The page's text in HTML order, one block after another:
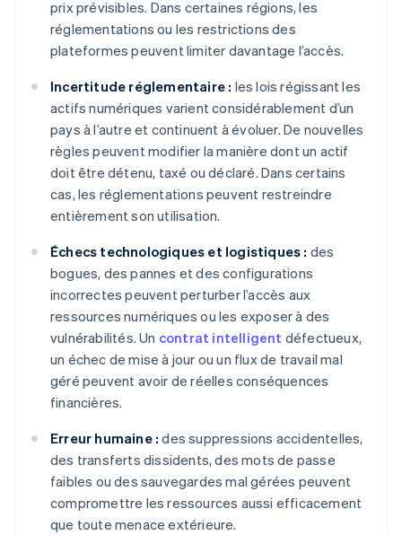
prix prévisibles. Dans certaines régions, les
réglementations ou les restrictions des
plateformes peuvent limiter davantage l’accès.
Incertitude réglementaire : les lois régissant les
actifs numériques varient considérablement d’un
pays à l’autre et continuent à évoluer. De nouvelles
règles peuvent modifier la manière dont un actif
doit être détenu, taxé ou déclaré. Dans certains
cas, les réglementations peuvent restreindre
entièrement son utilisation.
Échecs technologiques et logistiques : des
bogues, des pannes et des configurations
incorrectes peuvent perturber l’accès aux
ressources numériques ou les exposer à des
vulnérabilités. Un contrat intelligent défectueux,
un échec de mise à jour ou un flux de travail mal
géré peuvent avoir de réelles conséquences
financières.
Erreur humaine : des suppressions accidentelles,
des transferts dissidents, des mots de passe
faibles ou des sauvegardes mal gérées peuvent
compromettre les ressources aussi efficacement
que toute menace extérieure.